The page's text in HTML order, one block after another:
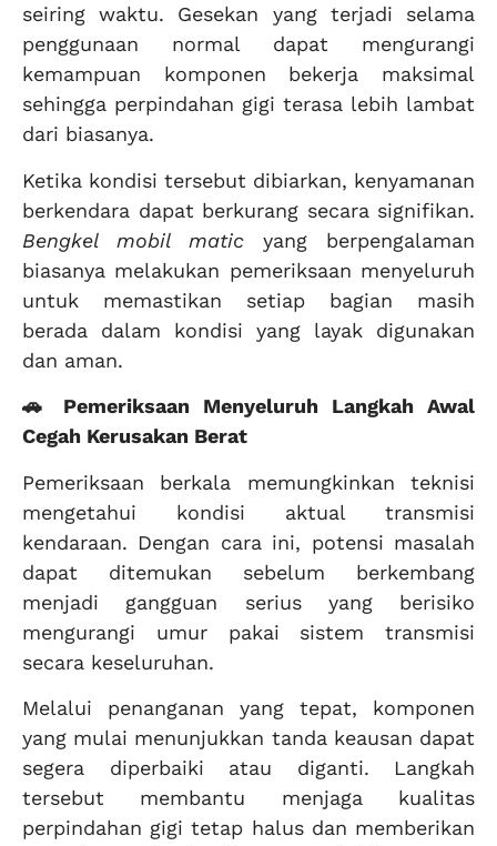
seiring waktu. Gesekan yang terjadi selama
penggunaan normal dapat mengurangi
kemampuan komponen bekerja maksimal
sehingga perpindahan gigi terasa lebih lambat
dari biasanya.
Ketika kondisi tersebut dibiarkan, kenyamanan
berkendara dapat berkurang secara signifikan.
Bengkel mobil matic yang berpengalaman
biasanya melakukan pemeriksaan menyeluruh
untuk memastikan setiap bagian masih
berada dalam kondisi yang layak digunakan
dan aman.
🚗 Pemeriksaan Menyeluruh Langkah Awal
Cegah Kerusakan Berat
Pemeriksaan berkala memungkinkan teknisi
mengetahui kondisi aktual transmisi
kendaraan. Dengan cara ini, potensi masalah
dapat ditemukan sebelum berkembang
menjadi gangguan serius yang berisiko
mengurangi umur pakai sistem transmisi
secara keseluruhan.
Melalui penanganan yang tepat, komponen
yang mulai menunjukkan tanda keausan dapat
segera diperbaiki atau diganti. Langkah
tersebut membantu menjaga kualitas
perpindahan gigi tetap halus dan memberikan